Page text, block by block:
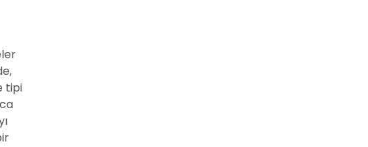
tipi